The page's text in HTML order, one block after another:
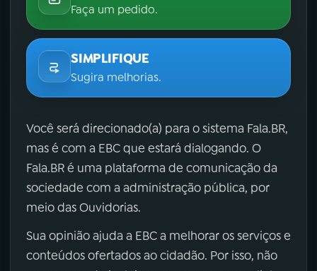
Faça um pedido.
SIMPLIFIQUE
Sugira melhorias.
Você será direcionado(a) para o sistema Fala.BR,
mas é com a EBC que estará dialogando. O
Fala.BR é uma plataforma de comunicação da
sociedade com a administração pública, por
meio das Ouvidorias.
Sua opinião ajuda a EBC a melhorar os serviços e
conteúdos ofertados ao cidadão. Por isso, não